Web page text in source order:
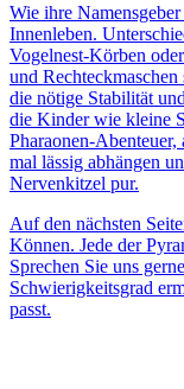
Wie ihre
Innenleben.
Vogelnest-Körben
und
die nötige Stabilität
die Kinder wie kleine
Pharaonen-Abenteuer,
mal lässig abhängen
Nervenkitzel pur.
Auf den nächsten
Können. Jede der
Sprechen Sie uns
Schwierigkeitsgrad
passt.